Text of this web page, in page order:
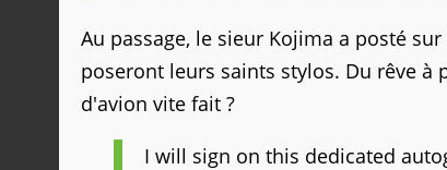
Au passage, le sieur Kojima a posté
poseront leurs saints stylos. Du rêve à
d'avion vite fait ?
I will sign on this dedicated